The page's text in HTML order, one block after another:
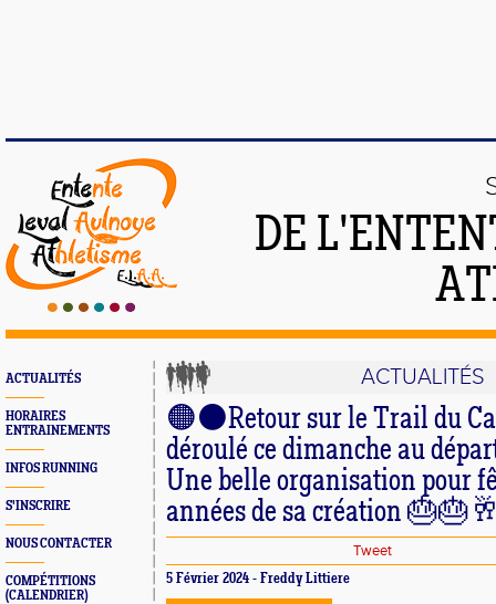
DE
ACTUALITÉS
HORAIRES
ENTRAINEMENTS
INFOS RUNNING
S'INSCRIRE
NOUS CONTACTER
COMPÉTITIONS
(CALENDRIER)
ACTUALITÉS
🟠⚫Retour sur le Trail du
déroulé ce dimanche au
Une belle organisation pour
années de sa création
Tweet
5 Février 2024 - Freddy Littiere